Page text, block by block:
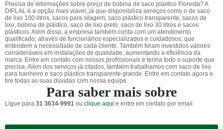
Precisa de informações sobre preço de bobina de saco plástico Floresta? A
DIPLAL é a opção mais viável, já que disponibiliza serviços como o de saco
de lixo 100 litros, sacos para silagem, saco plástico transparente, sacos de
lixo, bobina de plástico, saco de lixo preto, saco de lixo 30 litros e sacos
plásticos. Além disso, a empresa também conta com um atendimento
qualificado, através de funcionários especializados e cuidadosos, que
entendem a necessidade de cada cliente. Também foram investidos valores
consideráveis em instalações de qualidade, aumentando a eficiência da
marca. Entre em contato com nossos profissionais e tenha todo o suporte que
precisa. Além dos serviços já citados, também trabalhamos com saco de lixo
para banheiro e saco plástico transparente grande. Entre em contato agora e
tire todas as suas dúvidas com nossa equipe.
Para saber mais sobre
Ligue para 31 3634-9991 ou clique aqui e entre em contato por email.